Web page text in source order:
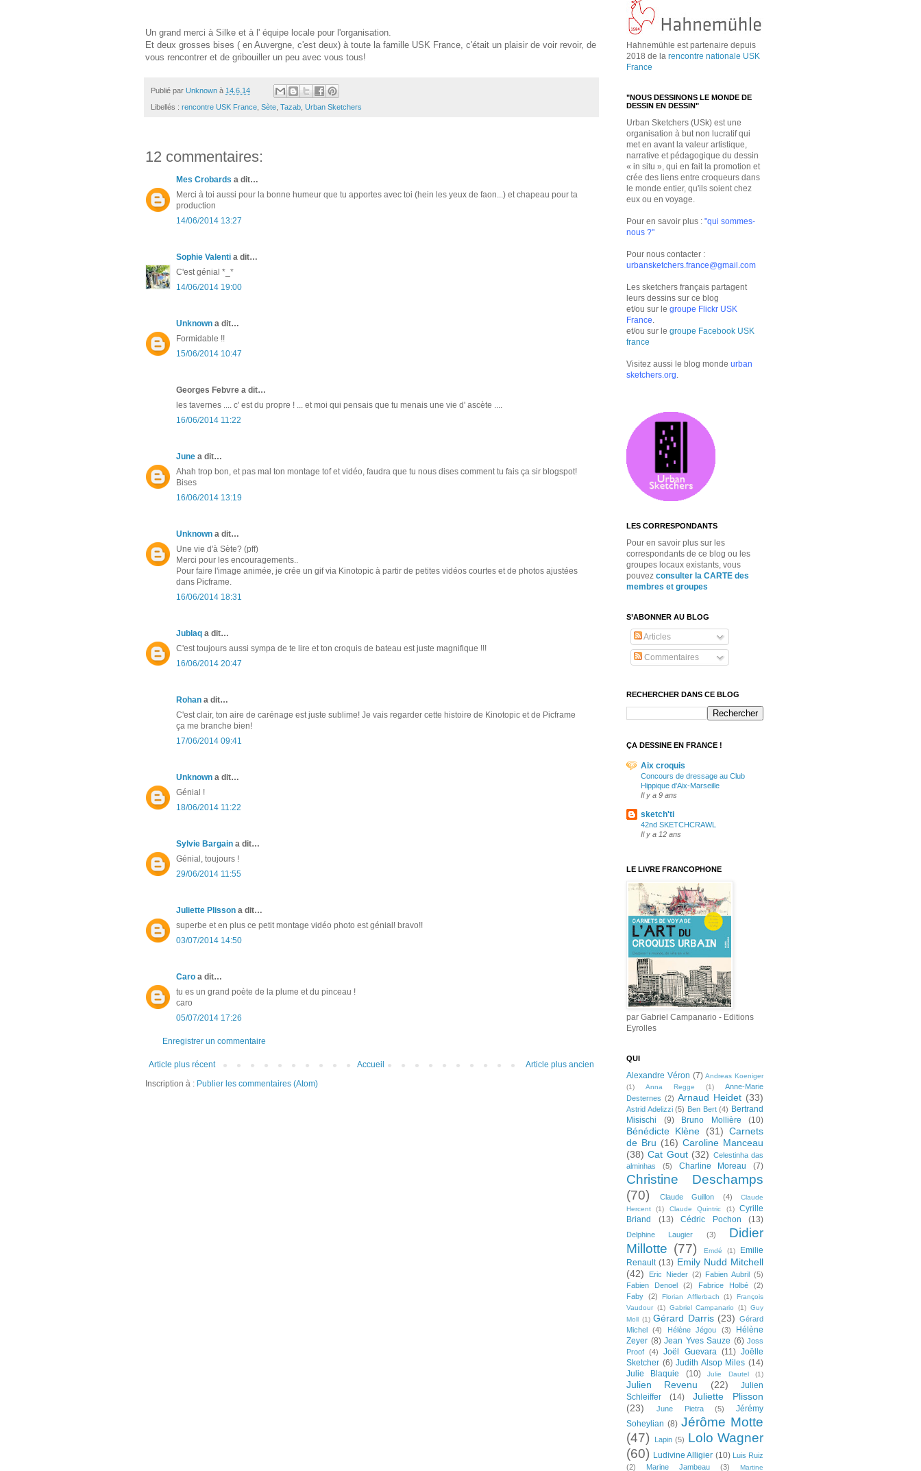
Un grand merci à Silke et à l' équipe locale pour l'organisation.
Et deux grosses bises ( en Auvergne, c'est deux) à toute la famille USK France, c'était un plaisir de voir revoir, de
vous rencontrer et de gribouiller un peu avec vous tous!
Publié par Unknown à 14.6.14
Libellés : rencontre USK France Sète Tazab Urban Sketchers
12 commentaires:
Mes Crobards a dit…
Merci à toi aussi pour la bonne humeur que tu apportes avec toi (hein les yeux de faon...) et chapeau pour ta
production
14/06/2014 13:27
Sophie Valenti a dit…
C'est génial *_*
14/06/2014 19:00
Unknown a dit…
Formidable !!
15/06/2014 10:47
Georges Febvre a dit…
les tavernes .... c' est du propre ! ... et moi qui pensais que tu menais une vie d' ascète ....
16/06/2014 11:22
June a dit…
Ahah trop bon, et pas mal ton montage tof et vidéo, faudra que tu nous dises comment tu fais ça sir blogspot!
Bises
16/06/2014 13:19
Unknown a dit…
Une vie d'à Sète? (pff)
Merci pour les encouragements..
Pour faire l'image animée, je crée un gif via Kinotopic à partir de petites vidéos courtes et de photos ajustées
dans Picframe.
16/06/2014 18:31
Jublaq a dit…
C'est toujours aussi sympa de te lire et ton croquis de bateau est juste magnifique !!!
16/06/2014 20:47
Rohan a dit…
C'est clair, ton aire de carénage est juste sublime! Je vais regarder cette histoire de Kinotopic et de Picframe
ça me branche bien!
17/06/2014 09:41
Unknown a dit…
Génial !
18/06/2014 11:22
Sylvie Bargain a dit…
Génial, toujours !
29/06/2014 11:55
Juliette Plisson a dit…
superbe et en plus ce petit montage vidéo photo est génial! bravo!!
03/07/2014 14:50
Caro a dit…
tu es un grand poète de la plume et du pinceau !
caro
05/07/2014 17:26
Enregistrer un commentaire
Article plus récent Article plus ancien
Accueil
Inscription à : Publier les commentaires (Atom)
Hahnemühle est partenaire depuis
2018 de la rencontre nationale USK
France
"NOUS DESSINONS LE MONDE DE
DESSIN EN DESSIN"
Urban Sketchers (USk) est une
organisation à but non lucratif qui
met en avant la valeur artistique,
narrative et pédagogique du dessin
« in situ », qui en fait la promotion et
crée des liens entre croqueurs dans
le monde entier, qu'ils soient chez
eux ou en voyage.
Pour en savoir plus : "qui sommes-
nous ?"
Pour nous contacter :
urbansketchers.france@gmail.com
Les sketchers français partagent
leurs dessins sur ce blog
et/ou sur le groupe Flickr USK
France
et/ou sur le groupe Facebook USK
france
Visitez aussi le blog monde urban
sketchers.org
LES CORRESPONDANTS
Pour en savoir plus sur les
correspondants de ce blog ou les
groupes locaux existants, vous
pouvez consulter la CARTE des
membres et groupes
S’ABONNER AU BLOG
Articles
Commentaires
RECHERCHER DANS CE BLOG
ÇA DESSINE EN FRANCE !
Aix croquis
Concours de dressage au Club
Hippique d'Aix-Marseille
Il y a 9 ans
sketch'ti
42nd SKETCHCRAWL
Il y a 12 ans
LE LIVRE FRANCOPHONE
par Gabriel Campanario - Editions
Eyrolles
QUI
Alexandre Véron (7) Andreas Koeniger
(1)
Anna Regge (1)
Anne-Marie
Desternes (2) Arnaud Heidet (33)
Astrid Adelizzi (5) Ben Bert (4) Bertrand
Misischi
(9) Bruno Mollière (10)
Bénédicte Klène (31) Carnets
de Bru (16) Caroline Manceau
(38) Cat Gout (32) Celestinha das
alminhas
(5) Charline Moreau (7)
Christine Deschamps
(70)
Claude Guillon (4)
Claude
Hercent
(1) Claude Quintric (1)
Cyrille
Briand
(13) Cédric Pochon (13)
Delphine Laugier (3)
Didier
Millotte (77) Emdé (1)
Emilie
Renault (13) Emily Nudd Mitchell
(42)
Eric Nieder (2) Fabien Aubril (5)
Fabien Denoel
(2) Fabrice Holbé
(2)
Faby (2) Florian Afflerbach (1)
François
Vaudour (1) Gabriel Campanario (1) Guy
Moll (1) Gérard Darris (23) Gérard
Michel
(4) Hélène Jégou (3)
Hélène
Zeyer (8) Jean Yves Sauze (6) Joss
Proof
(4) Joël Guevara (11) Joëlle
Sketcher (6) Judith Alsop Miles (14)
Julie Blaquie
(10) Julie Dautel (1)
Julien Revenu (22)
Julien
Schleiffer
(14)
Juliette Plisson
(23)
June Pietra (5)
Jérémy
Soheylian (8) Jérôme Motte
(47)
Lapin (5) Lolo Wagner
(60) Ludivine Alligier (10) Luis Ruiz
(2)
Marine Jambeau (3) Martine